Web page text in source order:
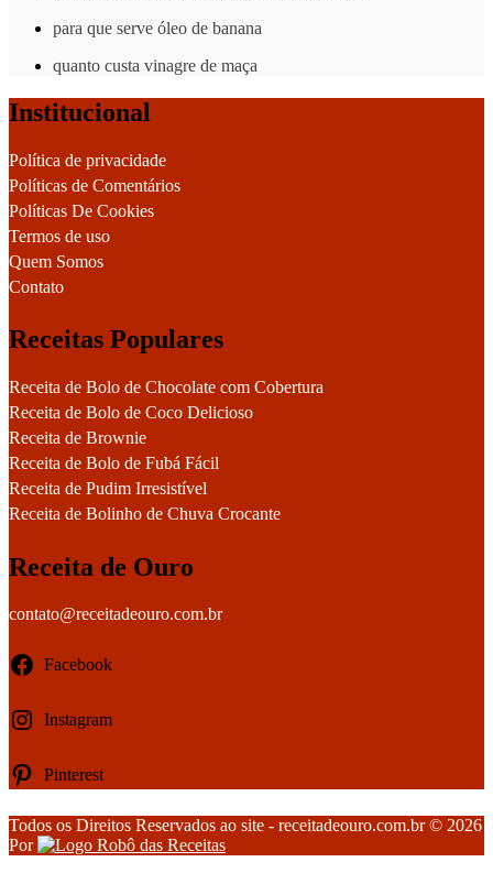
para que serve óleo de banana
quanto custa vinagre de maça
Institucional
Política de privacidade
Políticas de Comentários
Políticas De Cookies
Termos de uso
Quem Somos
Contato
Receitas Populares
Receita de Bolo de Chocolate com Cobertura
Receita de Bolo de Coco Delicioso
Receita de Brownie
Receita de Bolo de Fubá Fácil
Receita de Pudim Irresistível
Receita de Bolinho de Chuva Crocante
Receita de Ouro
contato@receitadeouro.com.br
Facebook
Instagram
Pinterest
Todos os Direitos Reservados ao site - receitadeouro.com.br © 2026
Por